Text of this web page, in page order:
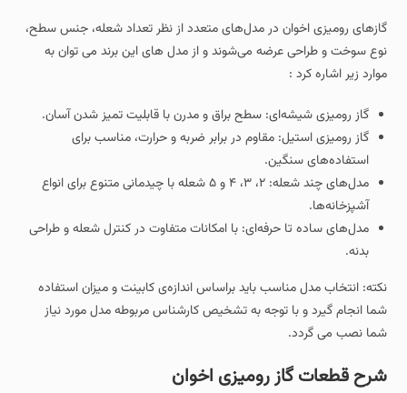
گازهای رومیزی اخوان در مدل‌های متعدد از نظر تعداد شعله، جنس سطح،
نوع سوخت و طراحی عرضه می‌شوند و از مدل های این برند می توان به
موارد زیر اشاره کرد :
گاز رومیزی شیشه‌ای: سطح براق و مدرن با قابلیت تمیز شدن آسان.
گاز رومیزی استیل: مقاوم در برابر ضربه و حرارت، مناسب برای
استفاده‌های سنگین.
مدل‌های چند شعله: ۲، ۳، ۴ و ۵ شعله با چیدمانی متنوع برای انواع
آشپزخانه‌ها.
مدل‌های ساده تا حرفه‌ای: با امکانات متفاوت در کنترل شعله و طراحی
بدنه.
نکته: انتخاب مدل مناسب باید براساس اندازه‌ی کابینت و میزان استفاده
شما انجام گیرد و با توجه به تشخیص کارشناس مربوطه مدل مورد نیاز
شما نصب می گردد.
شرح قطعات گاز رومیزی اخوان